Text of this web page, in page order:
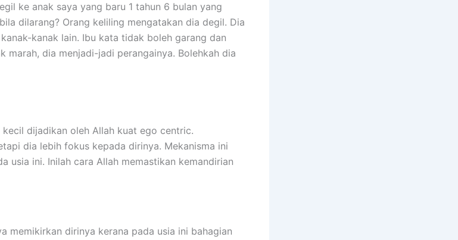
ke anak saya yang baru 1 tahun 6 bulan yang
dilarang? Orang keliling mengatakan dia degil. Dia
kanak lain. Ibu kata tidak boleh garang dan
marah, dia menjadi-jadi perangainya. Bolehkah dia
kecil dijadikan oleh Allah kuat ego centric.
dia lebih fokus kepada dirinya. Mekanisma ini
usia ini. Inilah cara Allah memastikan kemandirian
memikirkan dirinya kerana pada usia ini bahagian